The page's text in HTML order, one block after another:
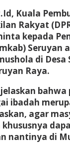
Kuala
Rakyat
kepada
Seruyan
di Desa
Raya.
bahwa
ibadah
agar
nantinya di